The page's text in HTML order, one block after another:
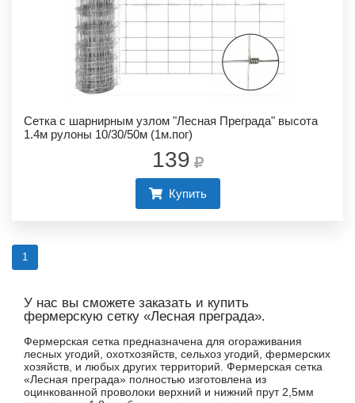
Сетка с шарнирным узлом "Лесная Преграда" высота
1.4м рулоны 10/30/50м (1м.пог)
139
Купить
1
У нас вы сможете заказать и купить
фермерскую сетку «Лесная преграда».
Фермерская сетка предназначена для огораживания
лесных угодий, охотхозяйств, сельхоз угодий, фермерских
хозяйств, и любых других территорий. Фермерская сетка
«Лесная преграда» полностью изготовлена из
оцинкованной проволоки верхний и нижний прут 2,5мм